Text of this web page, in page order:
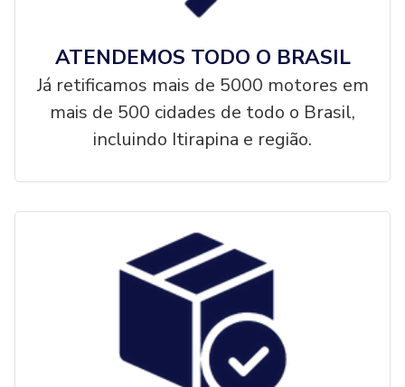
ATENDEMOS TODO O BRASIL
Já retificamos mais de 5000 motores em
mais de 500 cidades de todo o Brasil,
incluindo Itirapina e região.